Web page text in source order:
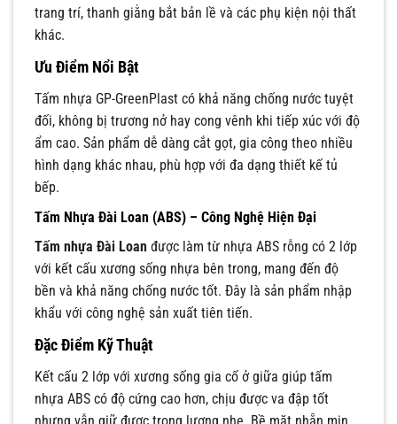
trang trí, thanh giằng bắt bản lề và các phụ kiện nội thất
khác.
Ưu Điểm Nổi Bật
Tấm nhựa GP-GreenPlast có khả năng chống nước tuyệt
đối, không bị trương nở hay cong vênh khi tiếp xúc với độ
ẩm cao. Sản phẩm dễ dàng cắt gọt, gia công theo nhiều
hình dạng khác nhau, phù hợp với đa dạng thiết kế tủ
bếp.
Tấm Nhựa Đài Loan (ABS) – Công Nghệ Hiện Đại
Tấm nhựa Đài Loan được làm từ nhựa ABS rỗng có 2 lớp
với kết cấu xương sống nhựa bên trong, mang đến độ
bền và khả năng chống nước tốt. Đây là sản phẩm nhập
khẩu với công nghệ sản xuất tiên tiến.
Đặc Điểm Kỹ Thuật
Kết cấu 2 lớp với xương sống gia cố ở giữa giúp tấm
nhựa ABS có độ cứng cao hơn, chịu được va đập tốt
nhưng vẫn giữ được trọng lượng nhẹ. Bề mặt nhẵn mịn,